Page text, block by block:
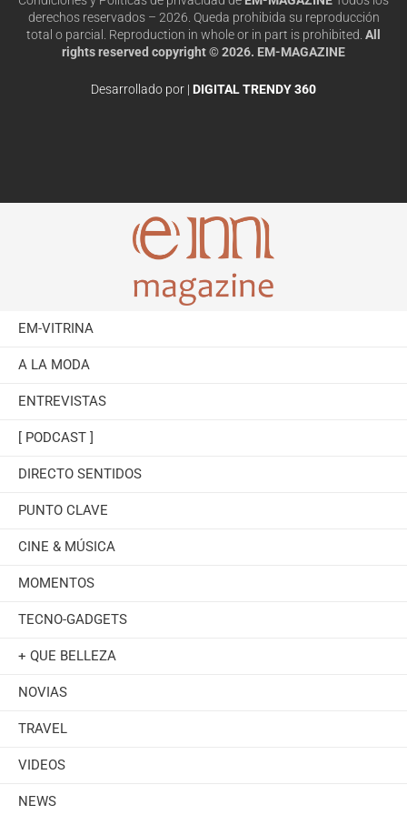
derechos reservados – 2026. Queda prohibida su reproducción
total o parcial. Reproduction in whole or in part is prohibited. All
rights reserved copyright © 2026. EM-MAGAZINE
Desarrollado por | DIGITAL TRENDY 360
EM-VITRINA
A LA MODA
ENTREVISTAS
[ PODCAST ]
DIRECTO SENTIDOS
PUNTO CLAVE
CINE & MÚSICA
MOMENTOS
TECNO-GADGETS
+ QUE BELLEZA
NOVIAS
TRAVEL
VIDEOS
NEWS